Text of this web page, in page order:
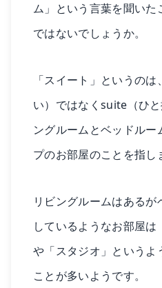
ム」という言葉を聞い
ではないでしょうか。
「スイート」というの
い）ではなくsuite（ひ
ングルームとベッドルー
プのお部屋のことを指し
リビングルームはある
しているようなお部屋は
や「スタジオ」というよ
ことが多いようです。